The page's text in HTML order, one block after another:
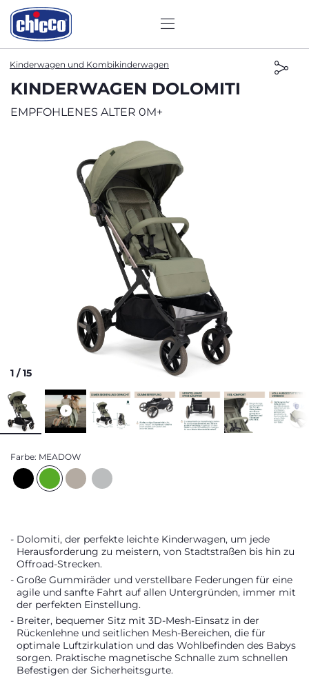
Kinderwagen und Kombikinderwagen
KINDERWAGEN DOLOMITI
EMPFOHLENES ALTER 0M+
1 /15
Farbe: MEADOW
Dolomiti, der perfekte leichte Kinderwagen, um jede
Herausforderung zu meistern, von Stadtstraßen bis hin zu
Offroad-Strecken.
Große Gummiräder und verstellbare Federungen für eine
agile und sanfte Fahrt auf allen Untergründen, immer mit
der perfekten Einstellung.
Breiter, bequemer Sitz mit 3D-Mesh-Einsatz in der
Rückenlehne und seitlichen Mesh-Bereichen, die für
optimale Luftzirkulation und das Wohlbefinden des Babys
sorgen. Praktische magnetische Schnalle zum schnellen
Befestigen der Sicherheitsgurte.